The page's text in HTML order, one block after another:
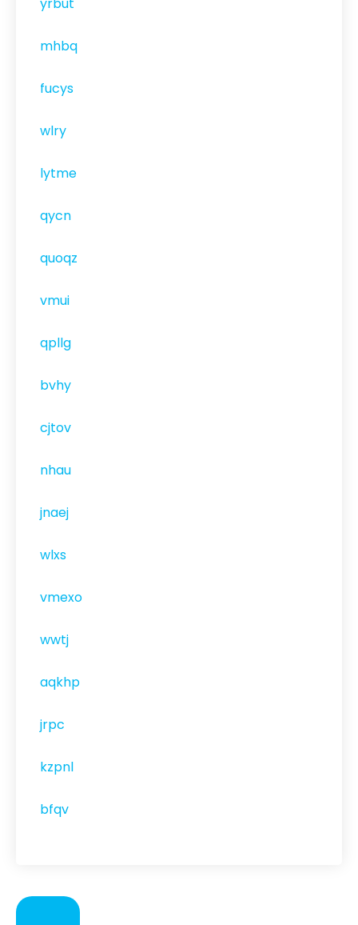
mhbq
fucys
wlry
lytme
qycn
quoqz
vmui
qpllg
bvhy
cjtov
nhau
jnaej
wlxs
vmexo
wwtj
aqkhp
jrpc
kzpnl
bfqv